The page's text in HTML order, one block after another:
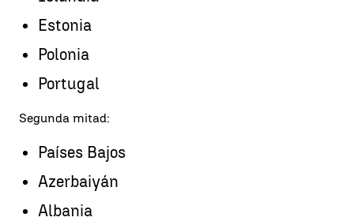
Estonia
Polonia
Portugal
Segunda mitad:
Países Bajos
Azerbaiyán
Albania